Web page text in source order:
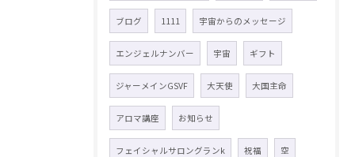
ブログ 1111 宇宙からのメッセージ
エンジェルナンバー 宇宙 ギフト
ジャーメインGSVF 大天使 大国主命
アロマ講座 お知らせ
フェイシャルサロングランk 祝福 空